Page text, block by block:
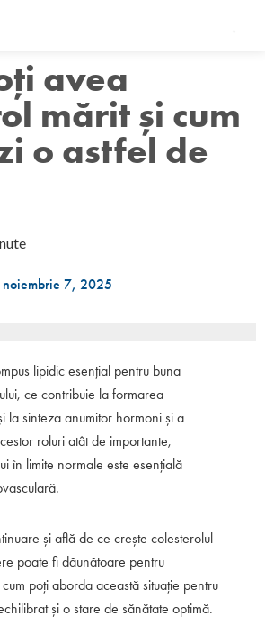
avea
mărit și cum
o astfel de
noiembrie 7, 2025
lipidic esențial pentru buna
ce contribuie la formarea
la sinteza anumitor hormoni și a
roluri atât de importante,
în limite normale este esențială
și află de ce crește colesterolul
poate fi dăunătoare pentru
poți aborda această situație pentru
și o stare de sănătate optimă.